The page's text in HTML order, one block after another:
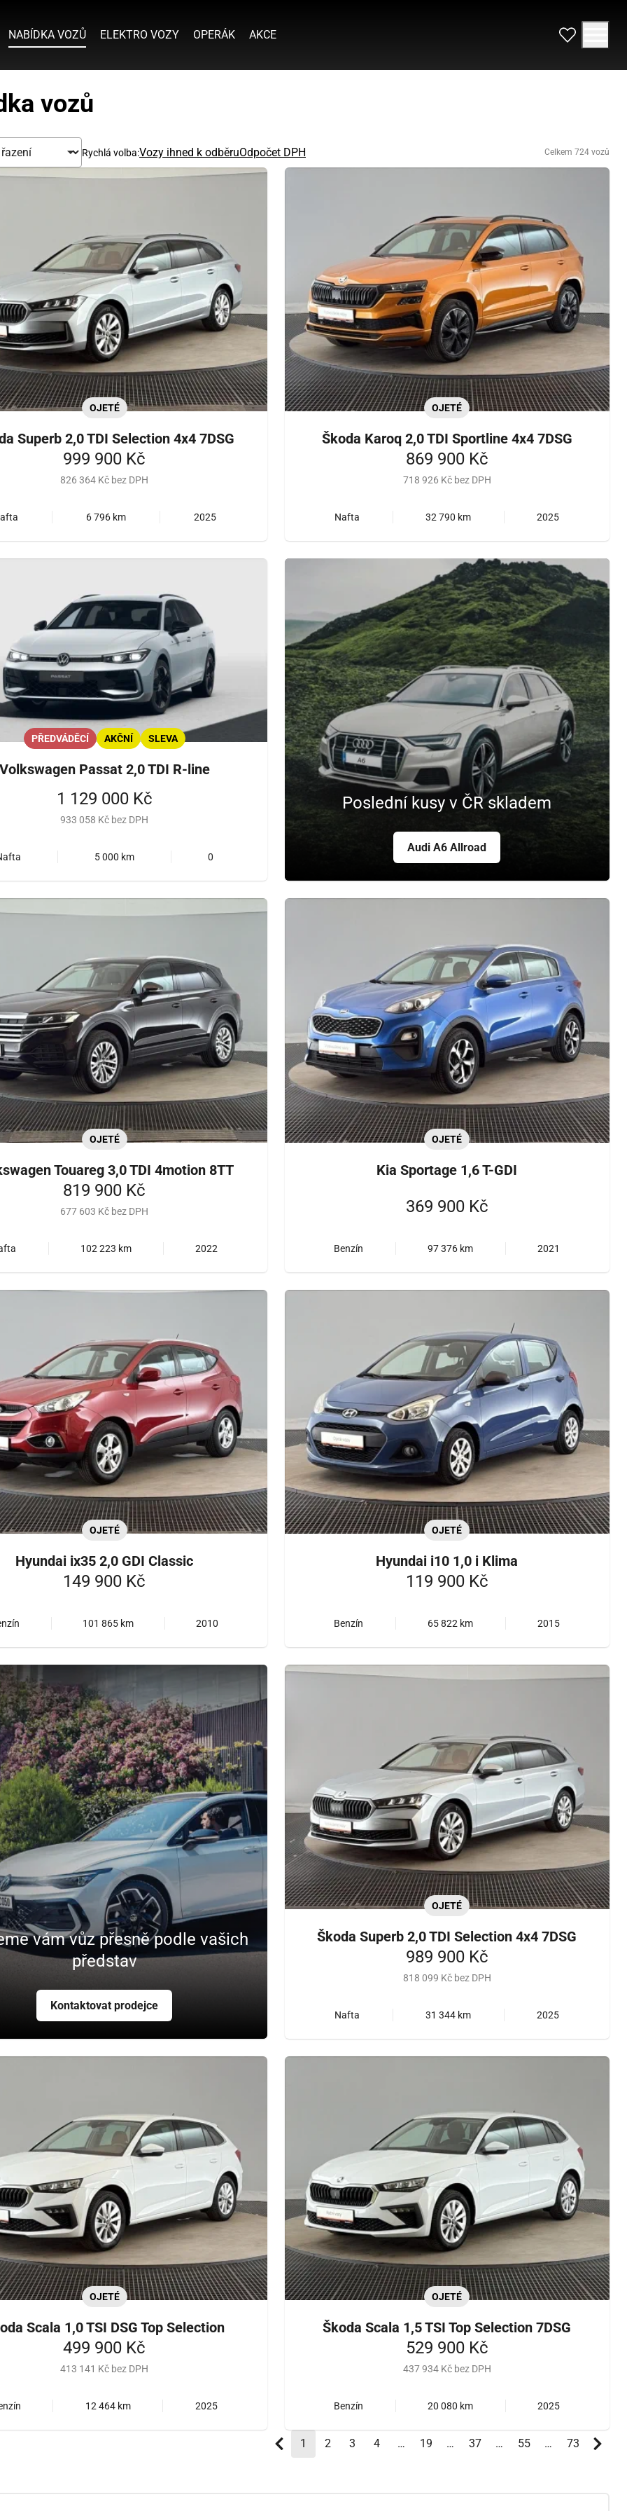
NABÍDKA VOZŮ ELEKTRO VOZY OPERÁK AKCE
vozů
Rychlá volba:Vozy ihned k odběruOdpočet DPH Celkem 724 vozů
OJETÉ
Superb 2,0 TDI Selection 4x4 7DSG
999 900 Kč
826 364 Kč bez DPH
6 796 km 2025
OJETÉ
Škoda Karoq 2,0 TDI Sportline 4x4 7DSG
869 900 Kč
718 926 Kč bez DPH
Nafta 32 790 km 2025
PŘEDVÁDĚCÍ AKČNÍ SLEVA
Passat 2,0 TDI R-line
1 129 000 Kč
933 058 Kč bez DPH
5 000 km 0
Poslední kusy v ČR skladem
Audi A6 Allroad
OJETÉ
Touareg 3,0 TDI 4motion 8TT
819 900 Kč
677 603 Kč bez DPH
102 223 km 2022
OJETÉ
Kia Sportage 1,6 T-GDI
369 900 Kč
Benzín 97 376 km 2021
OJETÉ
Hyundai ix35 2,0 GDI Classic
149 900 Kč
101 865 km 2010
OJETÉ
Hyundai i10 1,0 i Klima
119 900 Kč
Benzín 65 822 km 2015
vám vůz přesně podle vašich
představ
Kontaktovat prodejce
OJETÉ
Škoda Superb 2,0 TDI Selection 4x4 7DSG
989 900 Kč
818 099 Kč bez DPH
Nafta 31 344 km 2025
OJETÉ
Scala 1,0 TSI DSG Top Selection
499 900 Kč
413 141 Kč bez DPH
12 464 km 2025
OJETÉ
Škoda Scala 1,5 TSI Top Selection 7DSG
529 900 Kč
437 934 Kč bez DPH
Benzín 20 080 km 2025
1(aktuální)
2 3 4 … 19 … 37 … 55 … 73